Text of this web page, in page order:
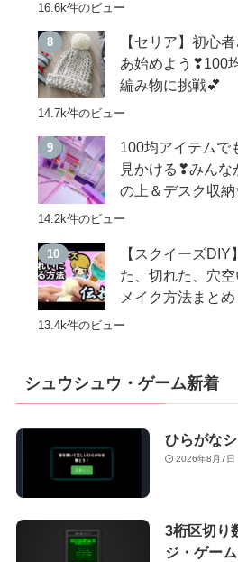
16.6k件のビュー
【セリア】初心
あ始めよう❣100
編み物に挑戦💕
14.7k件のビュー
100均アイテムで
見かける❣みんな
の上＆デスク収納
14.2k件のビュー
【スクイーズ
た、切れた、穴
メイク方法まとめ
13.4k件のビュー
シュウシュウ・ゲーム新着
ひらがな
2026年8月7日
3桁区切り
ジ・ゲーム